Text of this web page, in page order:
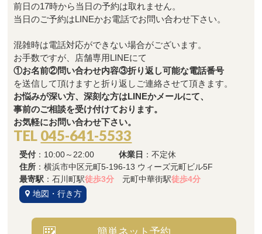
前日の17時から当日の予約は取れません。
当日のご予約はLINEかお電話でお問い合わせ下さい。
混雑時は電話対応ができない場合がございます。
お手数ですが、店舗専用LINEにて
①お名前②問い合わせ内容③折り返し可能な電話番号
を送信して頂けますと折り返しご連絡させて頂きます。
お悩みが深い方、深刻な方はLINEかメールにて、
事前のご相談を受け付けております。
お気軽にお問い合わせ下さい。
TEL 045-641-5533
受付 ：10:00～22:00休業日 ：不定休
住所 ：横浜市中区元町5-196-13 ウィーズ元町ビル5F
最寄駅 ：石川町駅徒歩3分 元町中華街駅徒歩4分
地図・行き方